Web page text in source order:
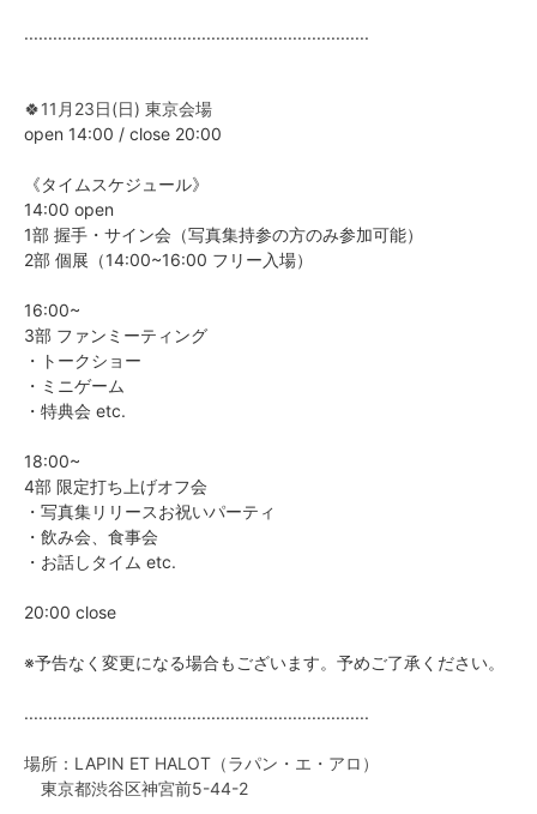
........................................................................
🍀11月23日(日) 東京会場
open 14:00 / close 20:00
《タイムスケジュール》
14:00 open
1部 握手・サイン会（写真集持参の方のみ参加可能）
2部 個展（14:00~16:00 フリー入場）
16:00~
3部 ファンミーティング
・トークショー
・ミニゲーム
・特典会 etc.
18:00~
4部 限定打ち上げオフ会
・写真集リリースお祝いパーティ
・飲み会、食事会
・お話しタイム etc.
20:00 close
※予告なく変更になる場合もございます。予めご了承ください。
........................................................................
場所：LAPIN ET HALOT（ラパン・エ・アロ）
東京都渋谷区神宮前5-44-2